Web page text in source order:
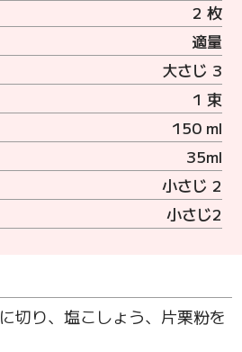
2 枚
適量
大さじ 3
1 束
150 ml
35ml
小さじ 2
小さじ2
切り、塩こしょう、片栗粉を